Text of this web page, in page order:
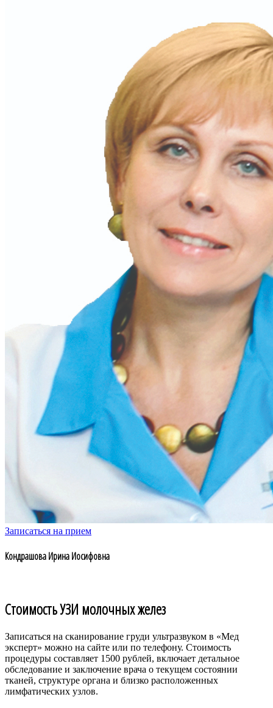
Записаться на прием
Кондрашова Ирина Иосифовна
Стоимость УЗИ молочных желез
Записаться на сканирование груди ультразвуком в «Мед
эксперт» можно на сайте или по телефону. Стоимость
процедуры составляет 1500 рублей, включает детальное
обследование и заключение врача о текущем состоянии
тканей, структуре органа и близко расположенных
лимфатических узлов.